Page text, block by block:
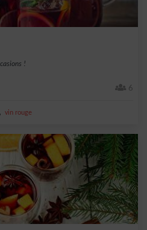
!
6
, vin rouge